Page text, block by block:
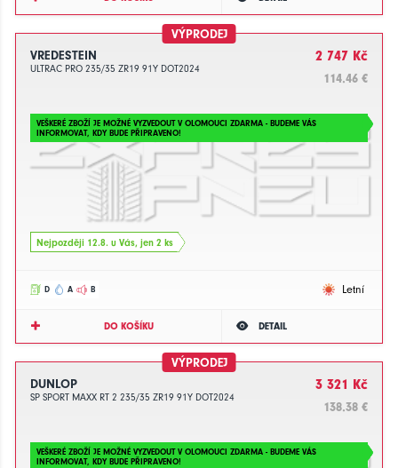
VÝPRODEJ
VREDESTEIN
ULTRAC PRO 235/35 ZR19 91Y DOT2024
2 747 Kč
114.46 €
VEŠKERÉ ZBOŽÍ JE MOŽNÉ VYZVEDOUT V OLOMOUCI ZDARMA - BUDEME VÁS
INFORMOVAT, KDY BUDE PŘIPRAVENO!
Nejpozději 12.8. u Vás, jen 2 ks
D A B Letní
DO KOŠÍKU DETAIL
VÝPRODEJ
DUNLOP
SP SPORT MAXX RT 2 235/35 ZR19 91Y DOT2024
3 321 Kč
138.38 €
VEŠKERÉ ZBOŽÍ JE MOŽNÉ VYZVEDOUT V OLOMOUCI ZDARMA - BUDEME VÁS
INFORMOVAT, KDY BUDE PŘIPRAVENO!